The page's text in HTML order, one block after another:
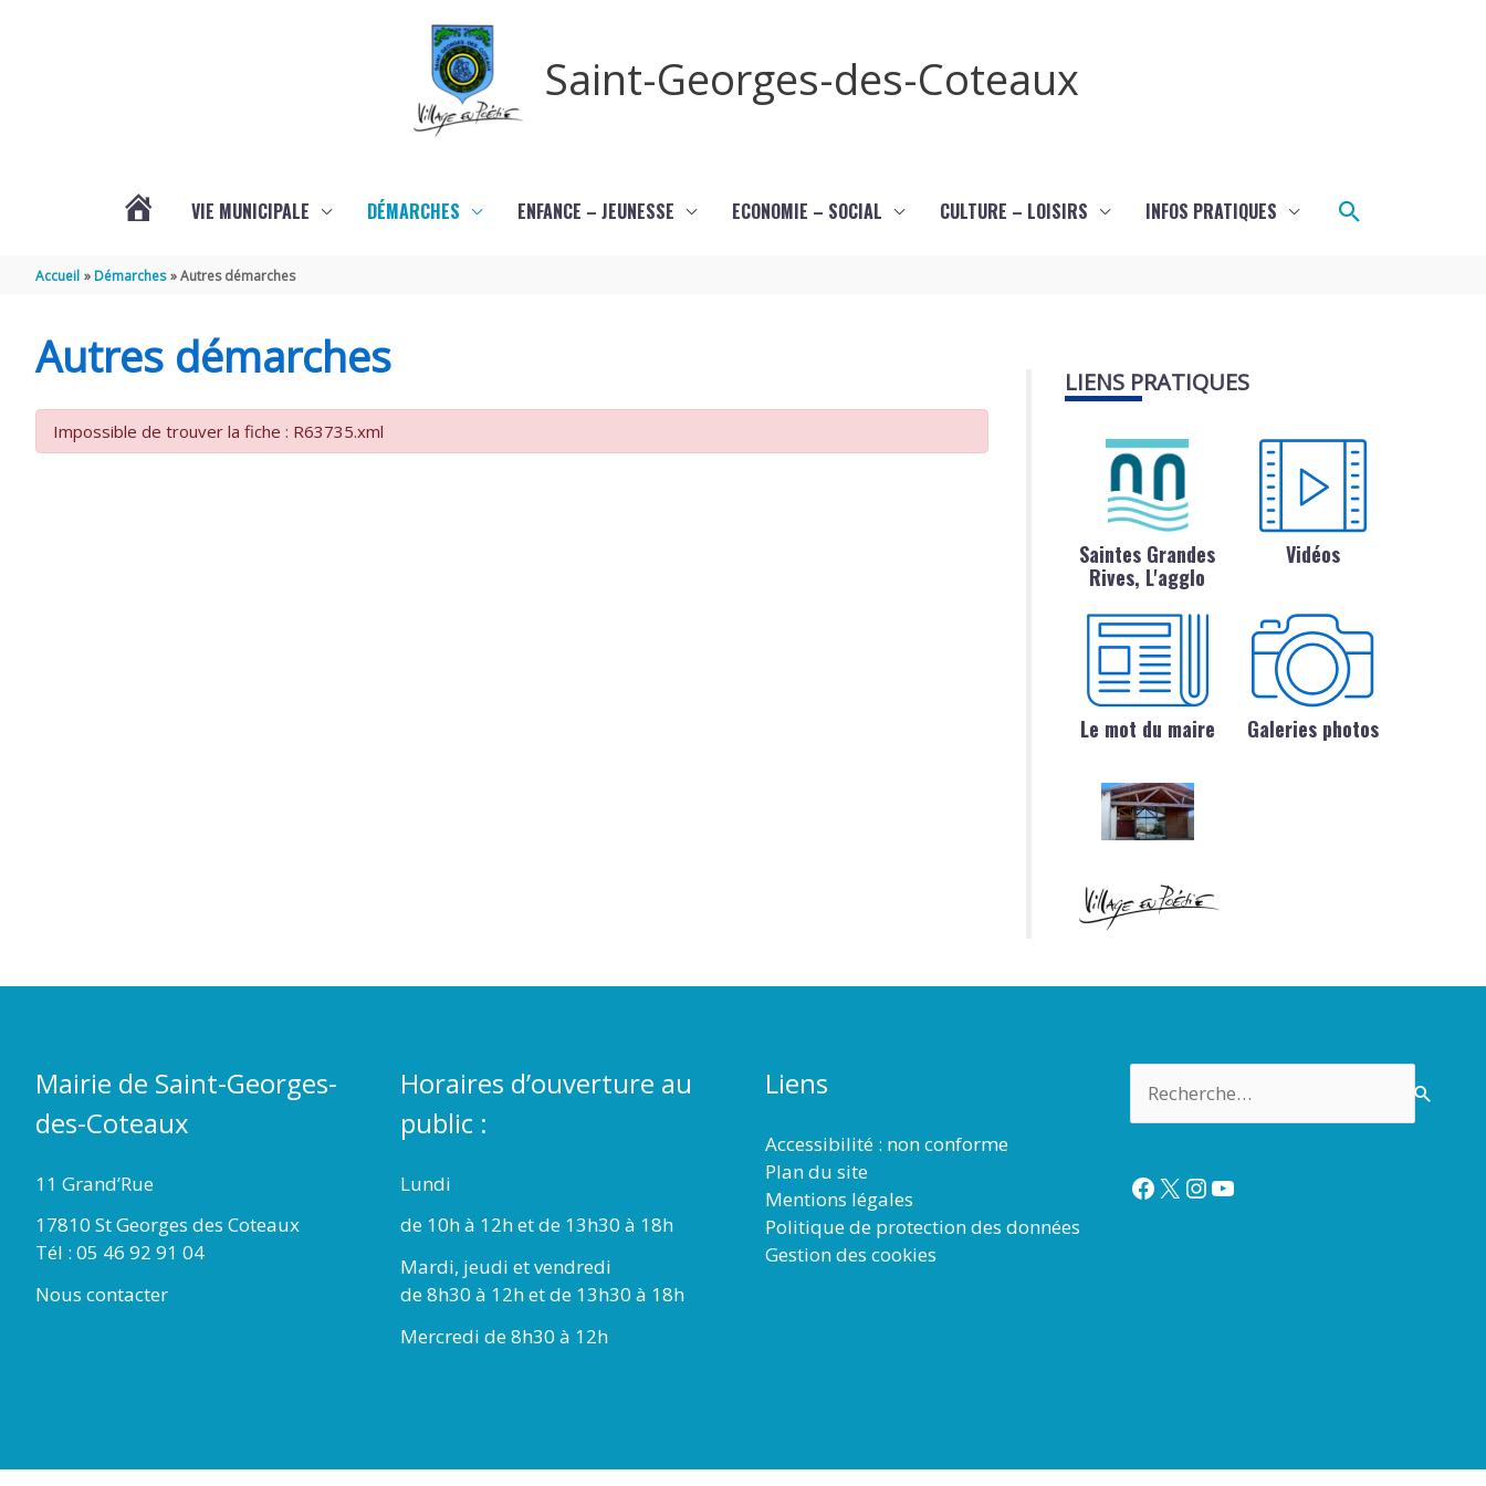
Saint-Georges-des-Coteaux
VIE MUNICIPALE DÉMARCHES ENFANCE – JEUNESSE ECONOMIE – SOCIAL CULTURE – LOISIRS INFOS PRATIQUES Rechercher
Accueil Démarches Autres démarches
Autres démarches
Impossible de trouver la fiche : R63735.xml
LIENS PRATIQUES
Saintes Grandes
Rives, L'agglo
Vidéos
Le mot du maire Galeries photos
Mairie de Saint-Georges-
des-Coteaux
11 Grand’Rue
17810 St Georges des Coteaux
Tél : 05 46 92 91 04
Nous contacter
Horaires d’ouverture au
public :
Lundi
de 10h à 12h et de 13h30 à 18h
Mardi, jeudi et vendredi
de 8h30 à 12h et de 13h30 à 18h
Mercredi de 8h30 à 12h
Liens
Accessibilité : non conforme
Plan du site
Mentions légales
Politique de protection des données
Gestion des cookies
Facebook
X Instagram
YouTube